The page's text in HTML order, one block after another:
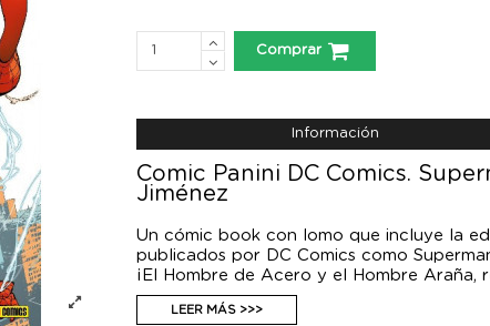
Comprar
Información
Comic Panini DC Comics.
Jiménez
Un cómic book con lomo que incluye la
publicados por DC Comics como
¡El Hombre de Acero y el Hombre
persiguen la misma noticia, los
que podría cambiar el mundo...
LEER MÁS >>>